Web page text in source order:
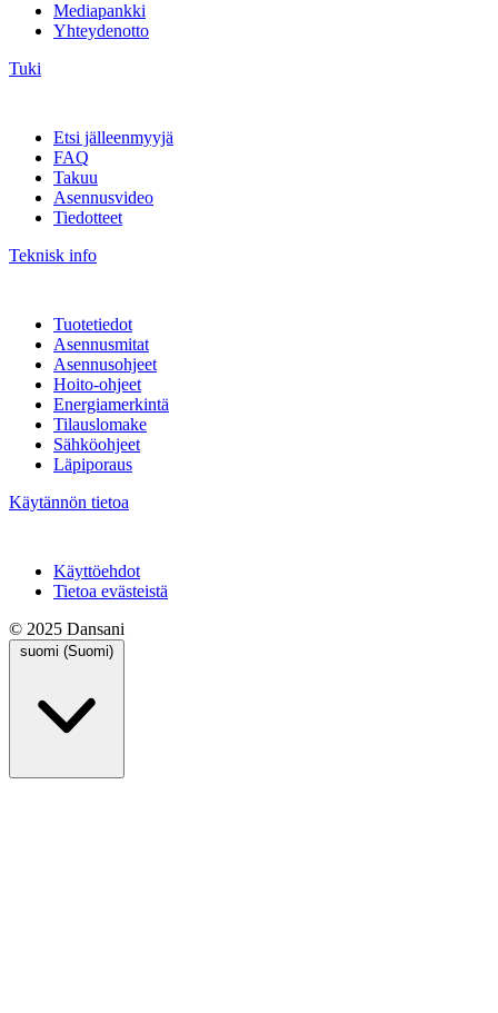
Mediapankki
Yhteydenotto
Tuki
Etsi jälleenmyyjä
FAQ
Takuu
Asennusvideo
Tiedotteet
Teknisk info
Tuotetiedot
Asennusmitat
Asennusohjeet
Hoito-ohjeet
Energiamerkintä
Tilauslomake
Sähköohjeet
Läpiporaus
Käytännön tietoa
Käyttöehdot
Tietoa evästeistä
© 2025 Dansani
suomi (Suomi)